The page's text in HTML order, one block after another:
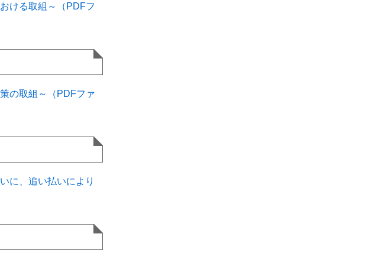
ける取組～（PDFフ
の取組～（PDFファ
に、追い払いにより